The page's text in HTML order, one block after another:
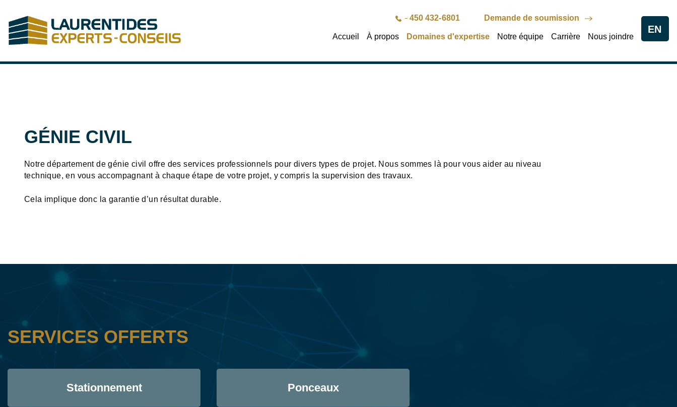
Accueil À propos Domaines d'expertise Notre équipe Carrière Nous joindre
Demande de soumission
450 432-6801
EN
GÉNIE CIVIL
Notre département de génie civil offre des services professionnels pour divers types de projet. Nous sommes là pour vous aider au niveau
technique, en vous accompagnant à chaque étape de votre projet, y compris la supervision des travaux.
Cela implique donc la garantie d’un résultat durable.
SERVICES OFFERTS
Stationnement Ponceaux